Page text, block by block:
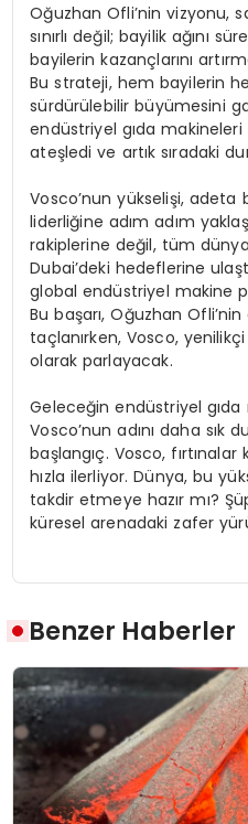
Oğuzhan Ofli’nin vizyonu,
sınırlı değil; bayilik ağını
bayilerin kazançlarını
Bu strateji, hem bayilerin
sürdürülebilir büyümesini
endüstriyel gıda
ateşledi ve artık sıradaki
Vosco’nun yükselişi, adeta
liderliğine adım adım
rakiplerine değil, tüm
Dubai’deki hedeflerine
global endüstriyel makine
Bu başarı, Oğuzhan
taçlanırken, Vosco,
olarak parlayacak.
Geleceğin endüstriyel
Vosco’nun adını daha sık
başlangıç. Vosco,
hızla ilerliyor. Dünya, bu
takdir etmeye hazır mı?
küresel arenadaki zafer
Benzer Haberler